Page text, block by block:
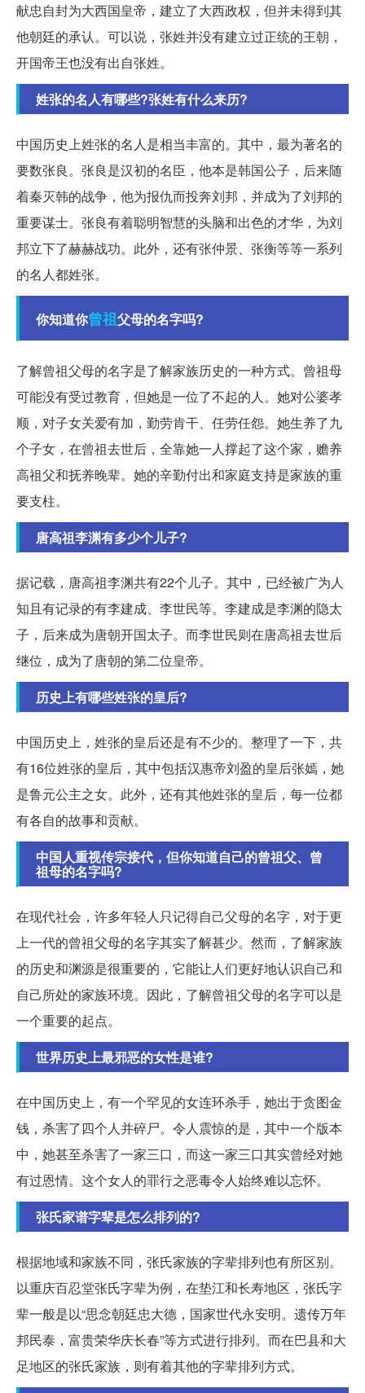
献忠自封为大西国皇帝，建立了大西政权，但并未得到其
他朝廷的承认。可以说，张姓并没有建立过正统的王朝，
开国帝王也没有出自张姓。
姓张的名人有哪些?张姓有什么来历?
中国历史上姓张的名人是相当丰富的。其中，最为著名的
要数张良。张良是汉初的名臣，他本是韩国公子，后来随
着秦灭韩的战争，他为报仇而投奔刘邦，并成为了刘邦的
重要谋士。张良有着聪明智慧的头脑和出色的才华，为刘
邦立下了赫赫战功。此外，还有张仲景、张衡等等一系列
的名人都姓张。
你知道你曾祖父母的名字吗?
了解曾祖父母的名字是了解家族历史的一种方式。曾祖母
可能没有受过教育，但她是一位了不起的人。她对公婆孝
顺，对子女关爱有加，勤劳肯干、任劳任怨。她生养了九
个子女，在曾祖去世后，全靠她一人撑起了这个家，赡养
高祖父和抚养晚辈。她的辛勤付出和家庭支持是家族的重
要支柱。
唐高祖李渊有多少个儿子?
据记载，唐高祖李渊共有22个儿子。其中，已经被广为人
知且有记录的有李建成、李世民等。李建成是李渊的隐太
子，后来成为唐朝开国太子。而李世民则在唐高祖去世后
继位，成为了唐朝的第二位皇帝。
历史上有哪些姓张的皇后?
中国历史上，姓张的皇后还是有不少的。整理了一下，共
有16位姓张的皇后，其中包括汉惠帝刘盈的皇后张嫣，她
是鲁元公主之女。此外，还有其他姓张的皇后，每一位都
有各自的故事和贡献。
中国人重视传宗接代，但你知道自己的曾祖父、曾
祖母的名字吗?
在现代社会，许多年轻人只记得自己父母的名字，对于更
上一代的曾祖父母的名字其实了解甚少。然而，了解家族
的历史和渊源是很重要的，它能让人们更好地认识自己和
自己所处的家族环境。因此，了解曾祖父母的名字可以是
一个重要的起点。
世界历史上最邪恶的女性是谁?
在中国历史上，有一个罕见的女连环杀手，她出于贪图金
钱，杀害了四个人并碎尸。令人震惊的是，其中一个版本
中，她甚至杀害了一家三口，而这一家三口其实曾经对她
有过恩情。这个女人的罪行之恶毒令人始终难以忘怀。
张氏家谱字辈是怎么排列的?
根据地域和家族不同，张氏家族的字辈排列也有所区别。
以重庆百忍堂张氏字辈为例，在垫江和长寿地区，张氏字
辈一般是以“思念朝廷忠大德，国家世代永安明。遗传万年
邦民泰，富贵荣华庆长春”等方式进行排列。而在巴县和大
足地区的张氏家族，则有着其他的字辈排列方式。